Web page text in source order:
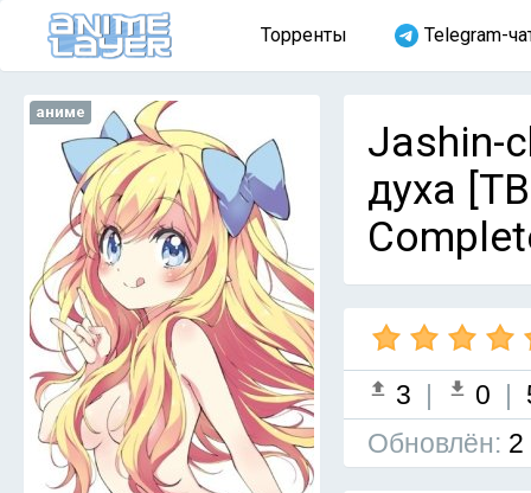
Торренты Telegram-
аниме
Jashin-
духа
3 | 0 |
Обновлён: 2